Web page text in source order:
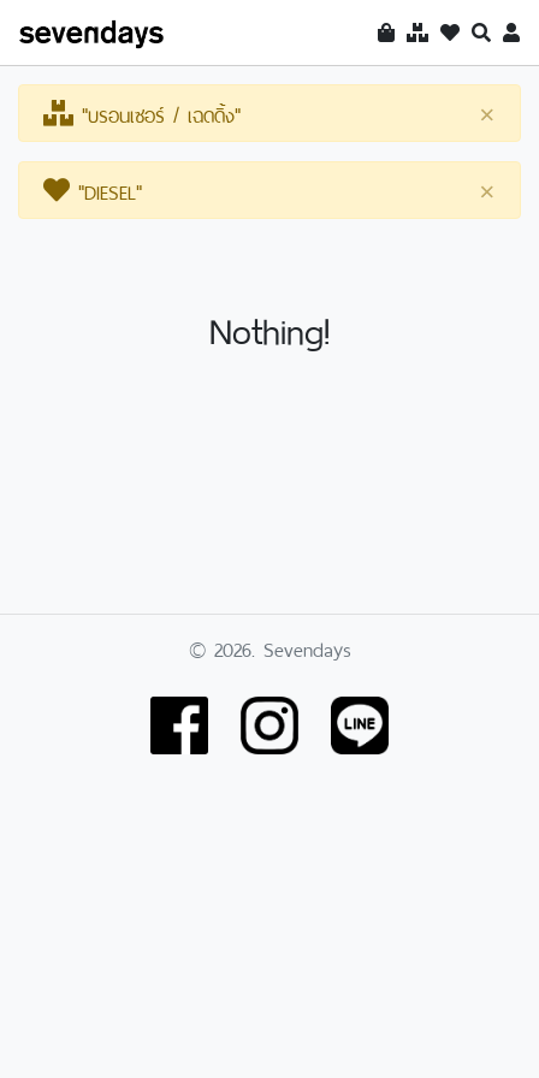
"บรอนเซอร์ / เฉดดิ้ง" ×
"DIESEL" ×
Nothing!
© 2026. Sevendays